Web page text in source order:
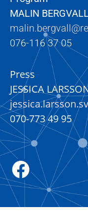
MALIN
076-116 37 05
Press
JESSICA
070-773 49 95